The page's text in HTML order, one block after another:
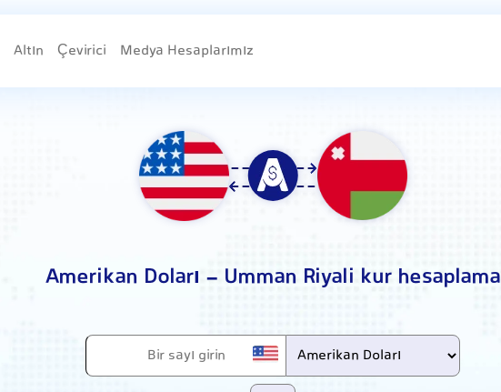
Altın Çevirici Medya Hesaplarımız
Amerikan Doları - Umman Riyali kur hesaplama